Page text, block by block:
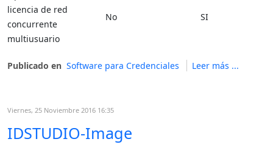
licencia de red
concurrente
multiusuario
No SI
Publicado en Software para Credenciales Leer más ...
Viernes, 25 Noviembre 2016 16:35
IDSTUDIO-Image